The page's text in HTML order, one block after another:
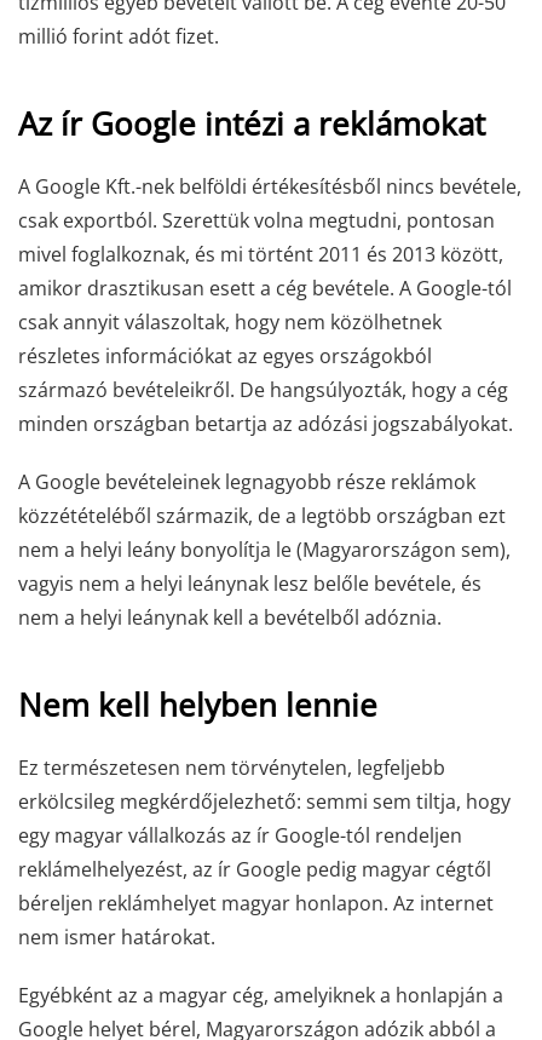
millió forint adót fizet.
Az ír Google intézi a reklámokat
A Google Kft.-nek belföldi értékesítésből nincs bevétele,
csak exportból. Szerettük volna megtudni, pontosan
mivel foglalkoznak, és mi történt 2011 és 2013 között,
amikor drasztikusan esett a cég bevétele. A Google-tól
csak annyit válaszoltak, hogy nem közölhetnek
részletes információkat az egyes országokból
származó bevételeikről. De hangsúlyozták, hogy a cég
minden országban betartja az adózási jogszabályokat.
A Google bevételeinek legnagyobb része reklámok
közzétételéből származik, de a legtöbb országban ezt
nem a helyi leány bonyolítja le (Magyarországon sem),
vagyis nem a helyi leánynak lesz belőle bevétele, és
nem a helyi leánynak kell a bevételből adóznia.
Nem kell helyben lennie
Ez természetesen nem törvénytelen, legfeljebb
erkölcsileg megkérdőjelezhető: semmi sem tiltja, hogy
egy magyar vállalkozás az ír Google-tól rendeljen
reklámelhelyezést, az ír Google pedig magyar cégtől
béreljen reklámhelyet magyar honlapon. Az internet
nem ismer határokat.
Egyébként az a magyar cég, amelyiknek a honlapján a
Google helyet bérel, Magyarországon adózik abból a